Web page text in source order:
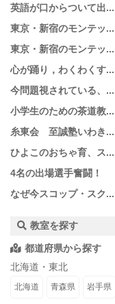
英語が口からついて出...
東京・新宿のモンテッ...
東京・新宿のモンテッ...
心が踊り，わくわくす...
今問題視されている、...
小学生のための茶道教...
糸東会 至誠塾いわき...
ひよこのおちゃ育、ス...
4名の出場選手奮闘！
なぜ今スコップ・スク...
教室を探す
都道府県から探す
北海道・東北
北海道 青森県 岩手県